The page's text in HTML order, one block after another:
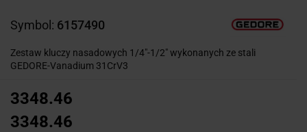
Symbol: 6157490
Zestaw kluczy nasadowych 1/4"-1/2" wykonanych ze stali
GEDORE-Vanadium 31CrV3
3348.46
3348.46